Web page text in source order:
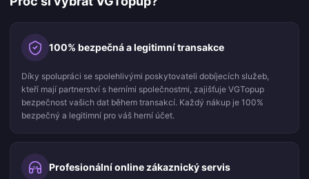
100% bezpečná a legitimní transakce
Díky spolupráci se spolehlivými poskytovateli dobíjecích služeb,
kteří mají partnerství s herními společnostmi, zajišťuje VGTopup
bezpečnost vašich dat během transakcí. Každý nákup je 100%
bezpečný a legitimní pro váš herní účet.
24 Profesionální online zákaznický servis